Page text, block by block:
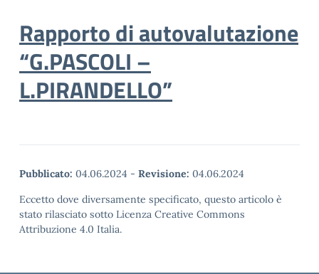
Rapporto di autovalutazione
“G.PASCOLI –
L.PIRANDELLO”
Pubblicato: 04.06.2024 - Revisione: 04.06.2024
Eccetto dove diversamente specificato, questo articolo è
stato rilasciato sotto Licenza Creative Commons
Attribuzione 4.0 Italia.